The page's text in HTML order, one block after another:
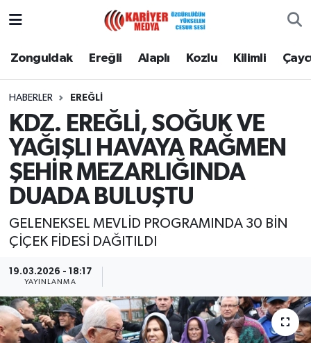
Zonguldak Ereğli Alaplı Kozlu Kilimli
HABERLER EREĞLI
KDZ. EREĞLİ, SOĞUK VE
YAĞIŞLI HAVAYA RAĞMEN
ŞEHİR MEZARLIĞINDA
DUADA BULUŞTU
GELENEKSEL MEVLİD PROGRAMINDA 30 BİN
ÇİÇEK FİDESİ DAĞITILDI
19.03.2026 - 18:17
YAYINLANMA
Zonguldak
Alaplı
Kozlu
Kilimli
Çaycuma
Gökçebey
Devrek
Özel
Zonguldak Nöbetçi Eczaneler
Zonguldak Namaz Vakitleri
Zonguldak Trafik Yoğunluk Haritası
Puan Durumu ve Fikstür
Tüm Manşetler
Son Dakika Haberleri
Haber Arşivi